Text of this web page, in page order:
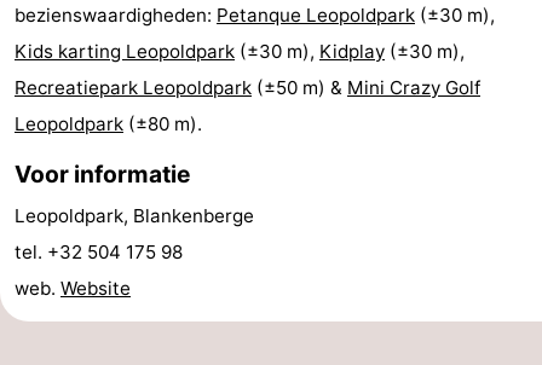
Duinen
Center
Parcs
Last
minutes
Strand
doen
-
bezienswaardigheden: Petanque Leopoldpark (±30 m),
Kids karting Leopoldpark (±30 m), Kidplay (±30 m),
Recreatiepark Leopoldpark (±50 m) & Mini Crazy Golf
Leopoldpark (±80 m).
Voor informatie
Leopoldpark, Blankenberge
tel. +32 504 175 98
web. Website